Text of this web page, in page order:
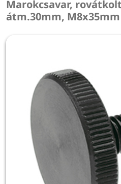
Marokcsavar,
átm.30mm,